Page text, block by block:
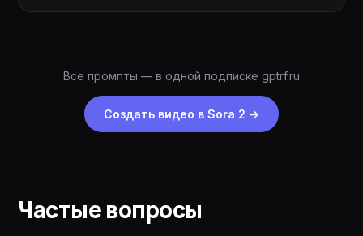
Все промпты — в одной подписке gptrf.ru
Создать видео в Sora 2 →
Частые вопросы